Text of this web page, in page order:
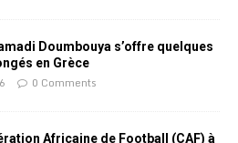
Doumbouya s’offre quelques
en Grèce
0 Comments
Africaine de Football (CAF) à